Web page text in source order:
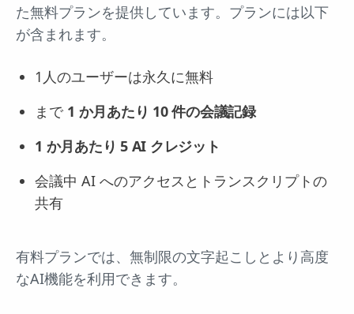
た無料プランを提供しています。プランには以下
が含まれます。
1人のユーザーは永久に無料
まで 1 か月あたり 10 件の会議記録
1 か月あたり 5 AI クレジット
会議中 AI へのアクセスとトランスクリプトの
共有
有料プランでは、無制限の文字起こしとより高度
なAI機能を利用できます。